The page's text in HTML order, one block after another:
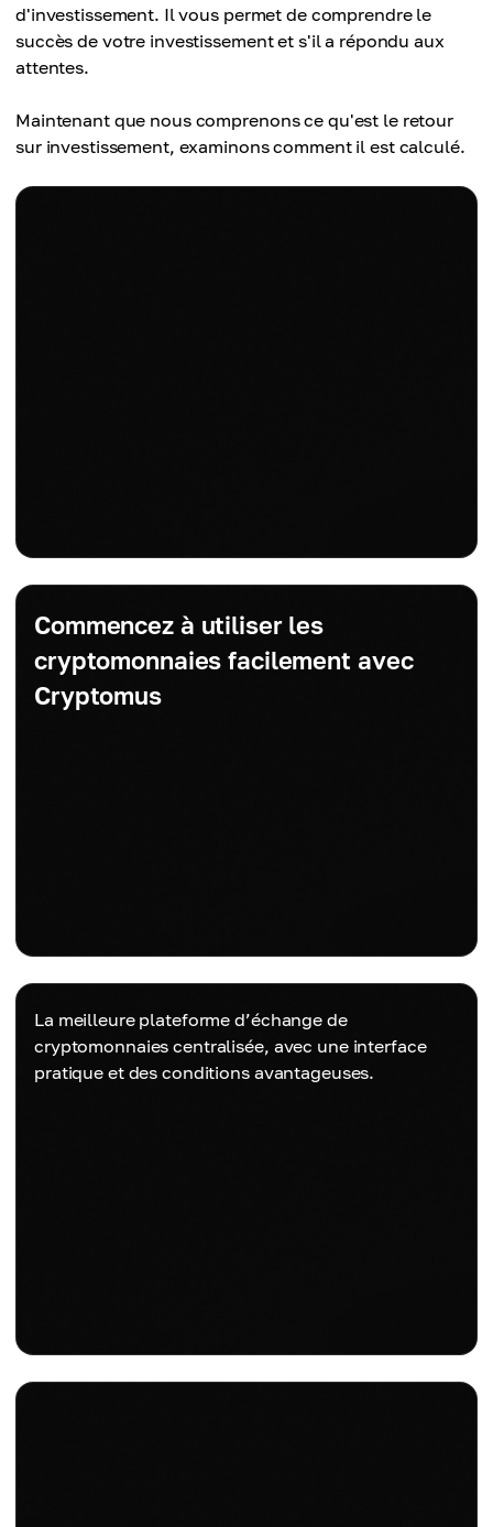
d'investissement. Il vous permet de comprendre le
succès de votre investissement et s'il a répondu aux
attentes.
Maintenant que nous comprenons ce qu'est le retour
sur investissement, examinons comment il est calculé.
Commencez à utiliser les
cryptomonnaies facilement avec
Cryptomus
La meilleure plateforme d’échange de
cryptomonnaies centralisée, avec une interface
pratique et des conditions avantageuses.